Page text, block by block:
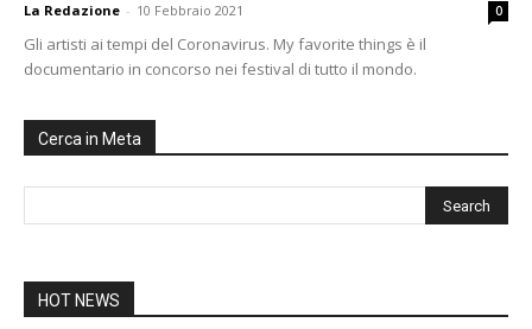
La Redazione - 10 Febbraio 2021 0
Gli artisti ai tempi del Coronavirus. My favorite things è il
documentario in concorso nei festival di tutto il mondo.
Cerca in Meta
HOT NEWS